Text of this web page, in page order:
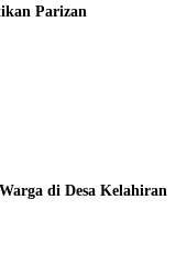
Parizan
di Desa Kelahiran